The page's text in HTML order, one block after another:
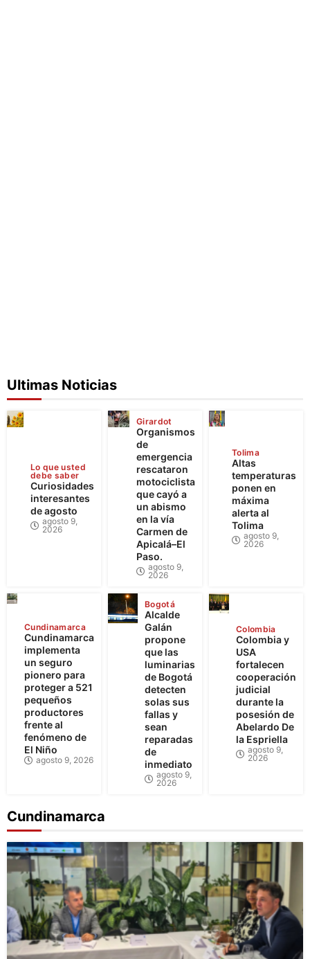
Ultimas Noticias
Lo que usted
debe saber
Curiosidades
interesantes
de agosto
agosto 9,
2026
Girardot
Organismos
de
emergencia
rescataron
motociclista
que cayó a
un abismo
en la vía
Carmen de
Apicalá–El
Paso.
agosto 9,
2026
Tolima
Altas
temperaturas
ponen en
máxima
alerta al
Tolima
agosto 9,
2026
Cundinamarca
Cundinamarca
implementa
un seguro
pionero para
proteger a 521
pequeños
productores
frente al
fenómeno de
El Niño
agosto 9, 2026
Bogotá
Alcalde
Galán
propone
que las
luminarias
de Bogotá
detecten
solas sus
fallas y
sean
reparadas
de
inmediato
agosto 9,
2026
Colombia
Colombia y
USA
fortalecen
cooperación
judicial
durante la
posesión de
Abelardo De
la Espriella
agosto 9,
2026
Cundinamarca